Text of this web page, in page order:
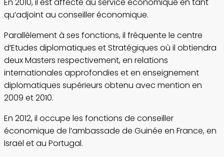
En 2010, il est affecté au service économique en tant
qu’adjoint au conseiller économique.
Parallèlement à ses fonctions, il fréquente le centre
d’Etudes diplomatiques et Stratégiques où il obtiendra
deux Masters respectivement, en relations
internationales approfondies et en enseignement
diplomatiques supérieurs obtenu avec mention en
2009 et 2010.
En 2012, il occupe les fonctions de conseiller
économique de l’ambassade de Guinée en France, en
Israël et au Portugal.